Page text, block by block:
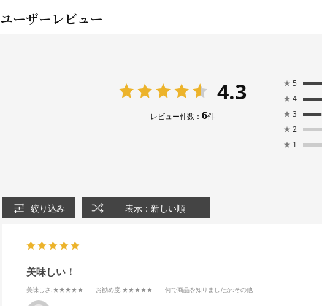
ユーザーレビュー
4.3
レビュー件数： 6件
★ 5
★ 4
★ 3
★ 2
★ 1
絞り込み 表示：新しい順
美味しい！
美味しさ :★★★★★ お勧め度:★★★★★ 何で商品を知りましたか:その他